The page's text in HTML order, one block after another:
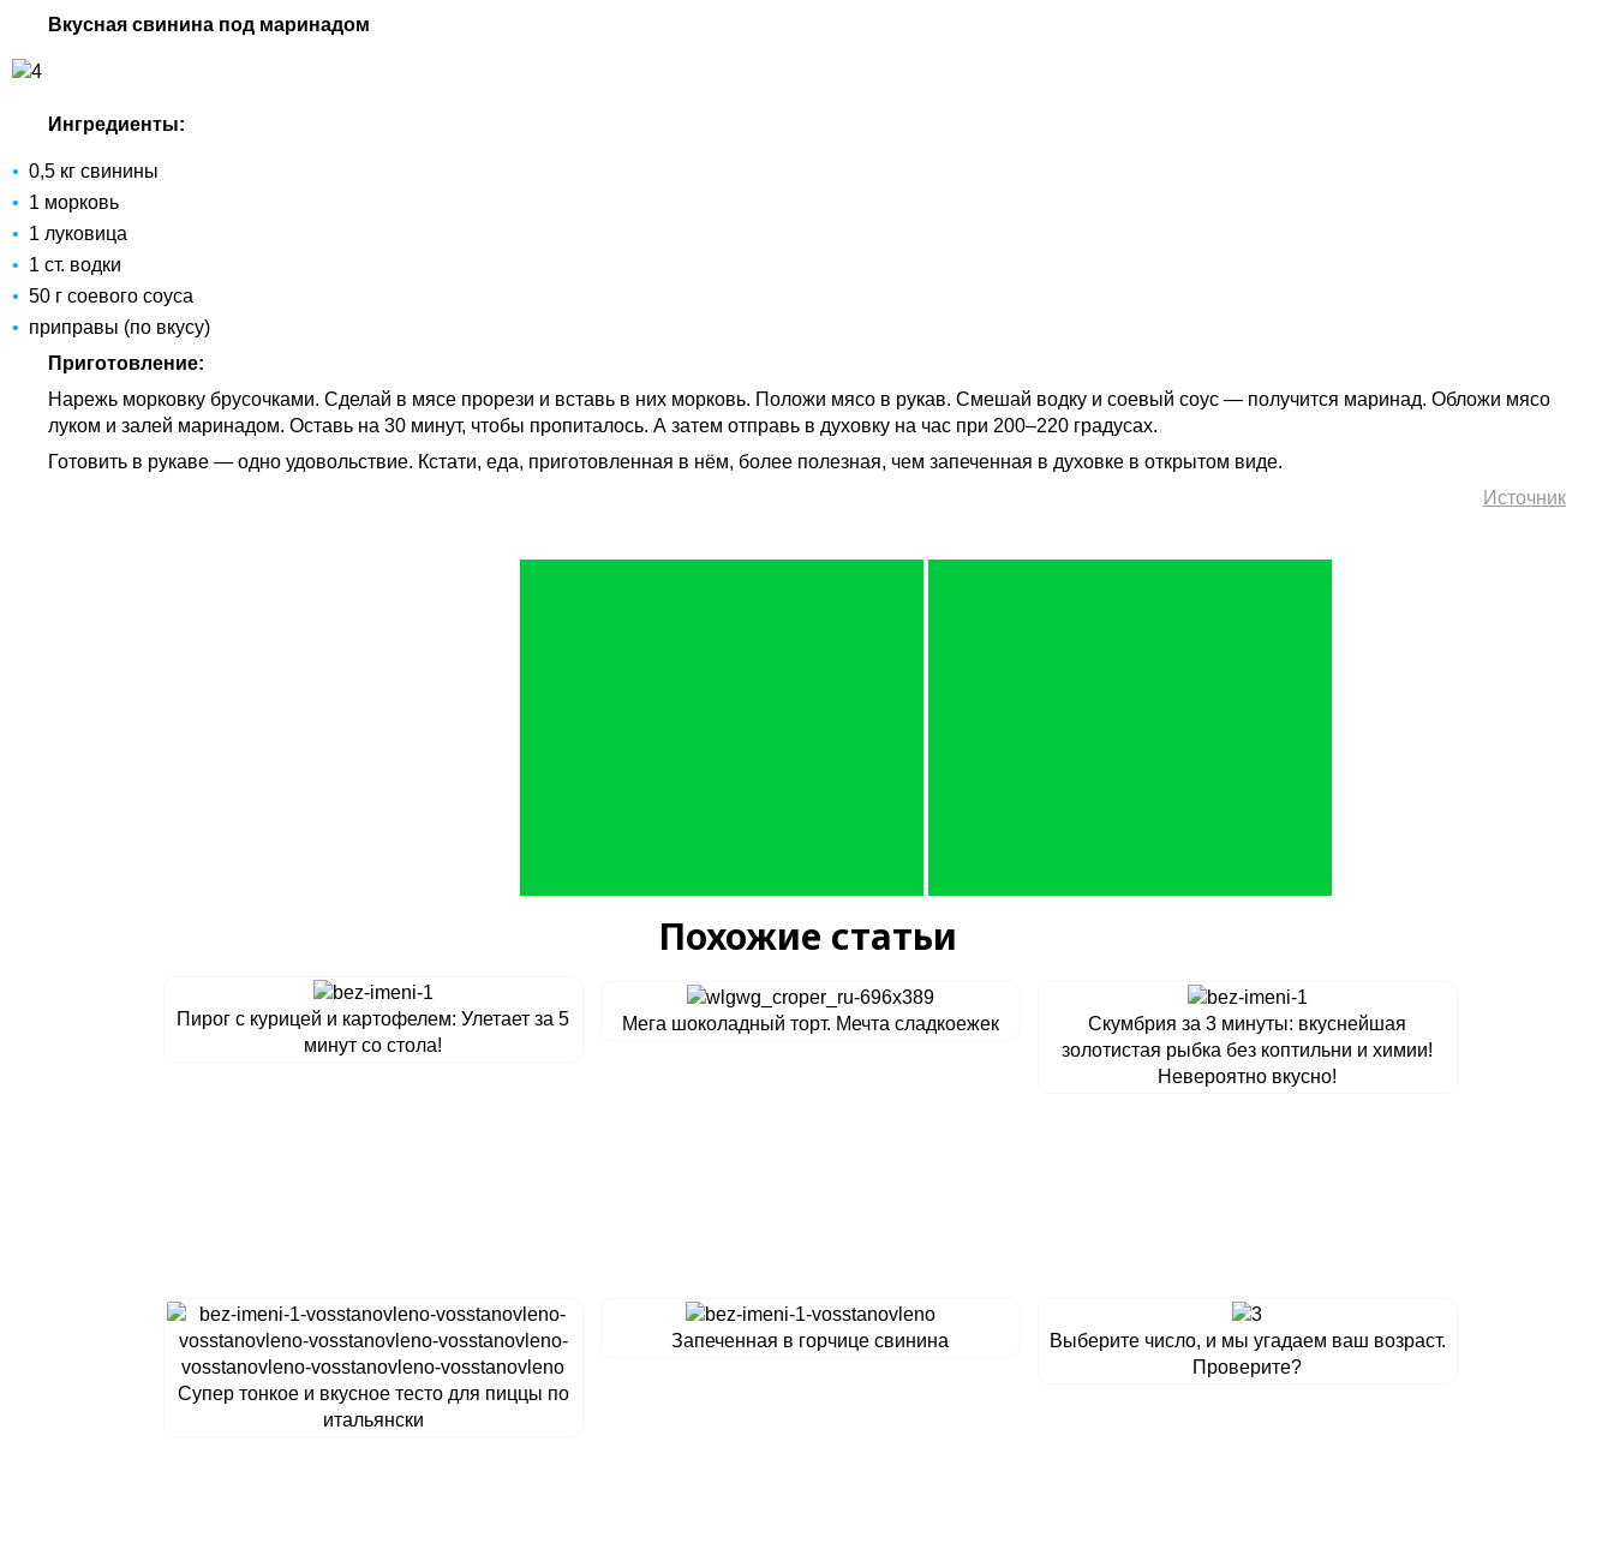
Вкусная свинина под маринадом
Ингредиенты:
0,5 кг свинины
1 морковь
1 луковица
1 ст. водки
50 г соевого соуса
приправы (по вкусу)
Приготовление:
Нарежь морковку брусочками. Сделай в мясе прорези и вставь в них морковь. Положи мясо в рукав. Смешай водку и соевый соус — получится маринад. Обложи мясо
луком и залей маринадом. Оставь на 30 минут, чтобы пропиталось. А затем отправь в духовку на час при 200–220 градусах.
Готовить в рукаве — одно удовольствие. Кстати, еда, приготовленная в нём, более полезная, чем запеченная в духовке в открытом виде.
Источник
Похожие статьи
Пирог с курицей и картофелем: Улетает за 5
минут со стола!
Мега шоколадный торт. Мечта сладкоежек
Скумбрия за 3 минуты: вкуснейшая
золотистая рыбка без коптильни и химии!
Невероятно вкусно!
Супер тонкое и вкусное тесто для пиццы по
итальянски
Запеченная в горчице свинина
Выберите число, и мы угадаем ваш возраст.
Проверите?